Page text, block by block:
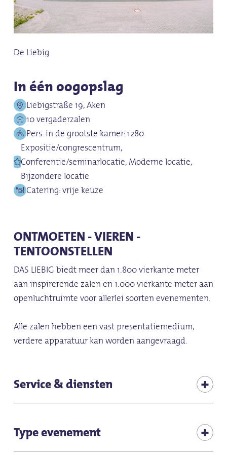
De Liebig
In één oogopslag
Liebigstraße 19, Aken
10 vergaderzalen
Pers. in de grootste kamer: 1280
Expositie/congrescentrum,
Conferentie/seminarlocatie, Moderne locatie,
Bijzondere locatie
Catering: vrije keuze
ONTMOETEN - VIEREN -
TENTOONSTELLEN
DAS LIEBIG biedt meer dan 1.800 vierkante meter
aan inspirerende zalen en 1.000 vierkante meter aan
openluchtruimte voor allerlei soorten evenementen.
Alle zalen hebben een vast presentatiemedium,
verdere apparatuur kan worden aangevraagd.
Service & diensten
Technologie: vaste partner
Type evenement